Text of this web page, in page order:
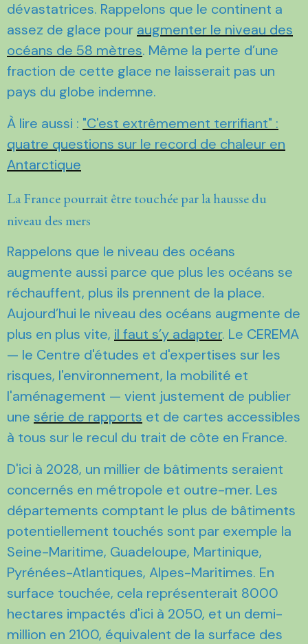
dévastatrices. Rappelons que le continent a
assez de glace pour augmenter le niveau des
océans de 58 mètres. Même la perte d’une
fraction de cette glace ne laisserait pas un
pays du globe indemne.
À lire aussi : "C'est extrêmement terrifiant" :
quatre questions sur le record de chaleur en
Antarctique
La France pourrait être touchée par la hausse du
niveau des mers
Rappelons que le niveau des océans
augmente aussi parce que plus les océans se
réchauffent, plus ils prennent de la place.
Aujourd’hui le niveau des océans augmente de
plus en plus vite, il faut s’y adapter. Le CEREMA
— le Centre d'études et d'expertises sur les
risques, l'environnement, la mobilité et
l'aménagement — vient justement de publier
une série de rapports et de cartes accessibles
à tous sur le recul du trait de côte en France.
D'ici à 2028, un millier de bâtiments seraient
concernés en métropole et outre-mer. Les
départements comptant le plus de bâtiments
potentiellement touchés sont par exemple la
Seine-Maritime, Guadeloupe, Martinique,
Pyrénées-Atlantiques, Alpes-Maritimes. En
surface touchée, cela représenterait 8000
hectares impactés d'ici à 2050, et un demi-
million en 2100, équivalent de la surface des